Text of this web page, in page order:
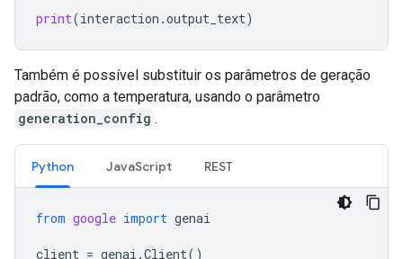
print(interaction .output_text)
Também é possível substituir os parâmetros de geração
padrão, como a temperatura, usando o parâmetro
generation_config .
Python JavaScript REST
from google import genai
client = genai .Client()